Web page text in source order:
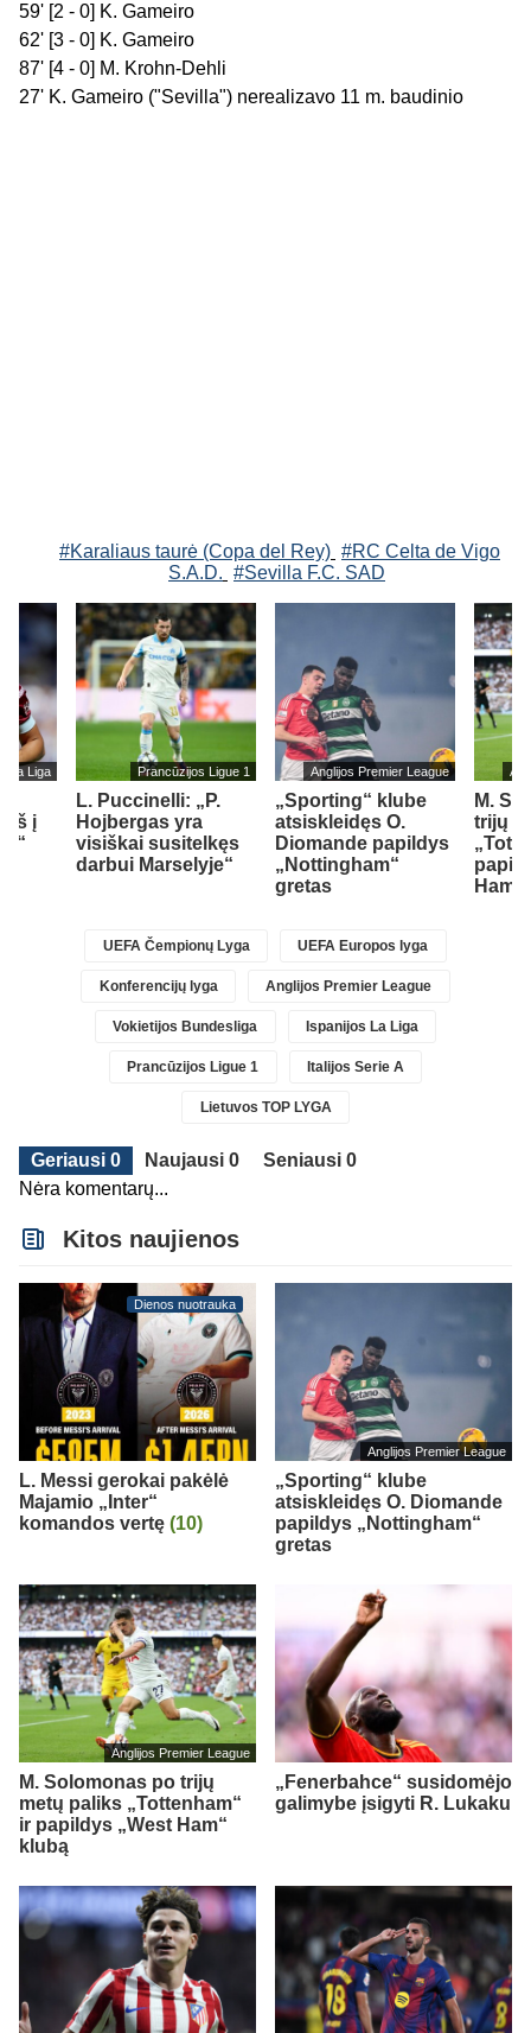
59' [2 - 0] K. Gameiro
62' [3 - 0] K. Gameiro
87' [4 - 0] M. Krohn-Dehli
27' K. Gameiro ("Sevilla") nerealizavo 11 m. baudinio
#Karaliaus taurė (Copa del Rey) #RC Celta de Vigo
S.A.D. #Sevilla F.C. SAD
La Liga
į
Prancūzijos Ligue 1
L. Puccinelli: „P.
Hojbergas yra
visiškai susitelkęs
darbui Marselyje“
Anglijos Premier League
„Sporting“ klube
atsiskleidęs O.
Diomande papildys
„Nottingham“
gretas
M.
trijų
UEFA Čempionų Lyga UEFA Europos lyga
Konferencijų lyga Anglijos Premier League
Vokietijos Bundesliga Ispanijos La Liga
Prancūzijos Ligue 1 Italijos Serie A
Lietuvos TOP LYGA
Geriausi 0 Naujausi 0
Seniausi 0
Nėra komentarų...
Kitos naujienos
Dienos nuotrauka
L. Messi gerokai pakėlė
Majamio „Inter“
komandos vertę (10)
Anglijos Premier League
„Sporting“ klube
atsiskleidęs O. Diomande
papildys „Nottingham“
gretas
Anglijos Premier League
M. Solomonas po trijų
metų paliks „Tottenham“
ir papildys „West Ham“
klubą
„Fenerbahce“ susidomėjo
galimybe įsigyti R. Lukaku